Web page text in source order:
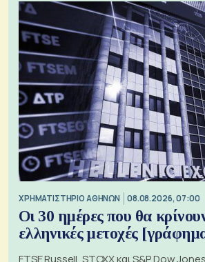
XΡΗΜΑΤΙΣΤΗΡΙΟ ΑΘΗΝΩΝ 08.08.2026, 07:00
Οι 30 ημέρες που θα
ελληνικές μετοχές
FTSE Russell, STOXX και S&P Dow